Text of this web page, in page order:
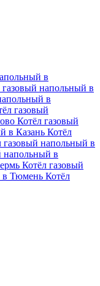
в
газовый напольный в
в
газовый
Котёл газовый
в Казань Котёл
газовый напольный в
напольный в
Котёл газовый
в Тюмень Котёл